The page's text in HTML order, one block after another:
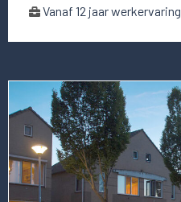
Vanaf 12 jaar werkervaring
meer
over
deze
vacature
Chief